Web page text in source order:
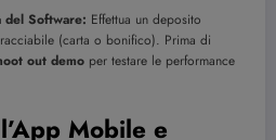
del Software: Effettua un deposito
(carta o bonifico). Prima di
out demo per testare le performance
Mobile e